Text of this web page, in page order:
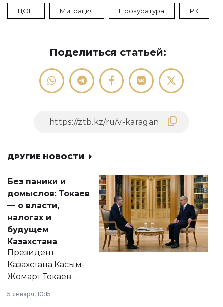
ЦОН Миграция Прокуратура РК
Поделиться статьей:
ДРУГИЕ НОВОСТИ
Без паники и
домыслов: Токаев
— о власти,
налогах и
будущем
Казахстана
Президент
Казахстана Касым-
Жомарт Токаев
сразу несколько
5 января, 10:15